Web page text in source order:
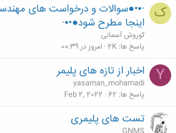
ک
·▪•●سوالات و درخواست های
اینجا مطرح شود●•▪·
کوروش آسمانی
پاسخ ها 2K امروز در 00:39
Y اخبار از تازه های پلیمر
yasaman_mohamadi
پاسخ ها 62
Feb 2, 2022
تست های پلیمری